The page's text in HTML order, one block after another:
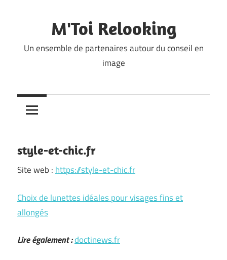
M'Toi Relooking
Un ensemble de partenaires autour du conseil en
image
style-et-chic.fr
Site web : https://style-et-chic.fr
Choix de lunettes idéales pour visages fins et
allongés
Lire également :doctinews.fr